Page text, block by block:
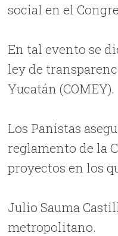
social en el
En tal evento se
ley de
Yucatán (COMEY).
Los Panistas
reglamento de la
proyectos en los
Julio Sauma
metropolitano.